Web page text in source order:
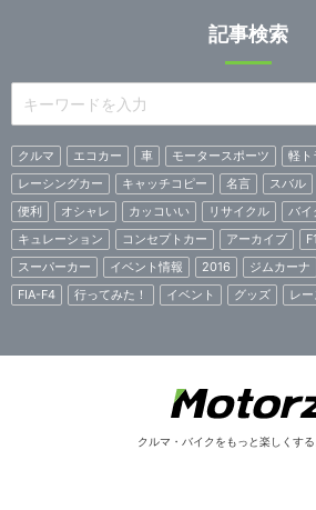
記事検索
クルマ エコカー 車 モータースポーツ 軽ト
レーシングカー
キャッチコピー 名言 スバル
便利
オシャレ カッコいい リサイクル バイ
キュレーション
コンセプトカー アーカイブ F1
スーパーカー
イベント情報 2016 ジムカーナ
FIA-F4
行ってみた！ イベント グッズ レー
クルマ・バイクをもっと楽しくす